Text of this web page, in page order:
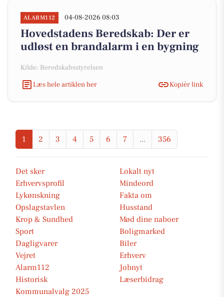
ALARM112 04-08-2026 08:03
Hovedstadens Beredskab: Der er
udløst en brandalarm i en bygning
Kilde: Beredskabsstyrelsen
Læs hele artiklen her
Kopiér link
1 2 3 4 5 6 7 ... 356
Det sker
Lokalt nyt
Erhvervsprofil
Mindeord
Lykønskning
Fakta om
Opslagstavlen
Husstand
Krop & Sundhed
Mød dine naboer
Sport
Boligmarked
Dagligvarer
Biler
Vejret
Erhverv
Alarm112
Jobnyt
Historisk
Læserbidrag
Kommunalvalg 2025